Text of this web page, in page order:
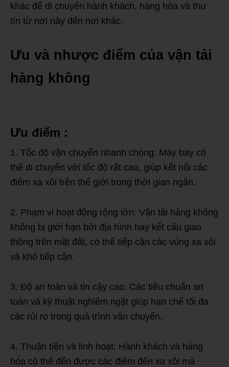
khác để di chuyển hành khách, hàng hóa và thư
tín từ nơi này đến nơi khác.
Ưu và nhược điểm của vận tải
hàng không
Ưu điểm :
1. Tốc độ vận chuyển nhanh chóng: Máy bay có
thể di chuyển với tốc độ rất cao, giúp kết nối các
điểm xa xôi trên thế giới trong thời gian ngắn.
2. Phạm vi hoạt động rộng lớn: Vận tải hàng không
không bị giới hạn bởi địa hình hay kết cấu giao
thông trên mặt đất, có thể tiếp cận các vùng xa xôi
và khó tiếp cận.
3. Độ an toàn và tin cậy cao: Các tiêu chuẩn an
toàn và kỹ thuật nghiêm ngặt giúp hạn chế tối đa
các rủi ro trong quá trình vận chuyển.
4. Thuận tiện và linh hoạt: Hành khách và hàng
hóa có thể đến được các điểm đến xa xôi mà